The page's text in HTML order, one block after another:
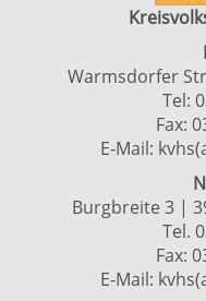
Warmsdorfer
Tel:
Fax:
E-Mail:
Burgbreite 3 |
Tel.
Fax:
E-Mail: